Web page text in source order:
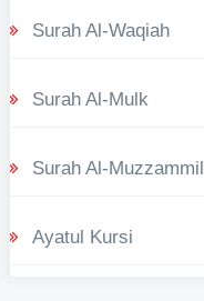
Surah Al-Waqiah
Surah Al-Mulk
Surah Al-Muzzammil
Ayatul Kursi